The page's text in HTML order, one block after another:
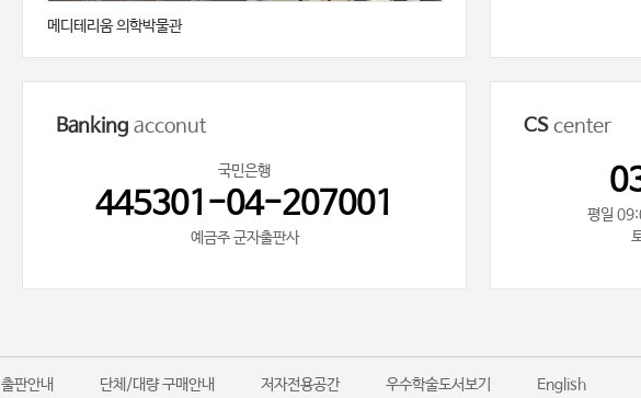
메디테리움 의학박물관
Banking acconut
국민은행
445301-04-207001
예금주 군자출판사
CS center
평일
출판안내 단체/대량 구매안내 저자전용공간 우수학술도서보기 English